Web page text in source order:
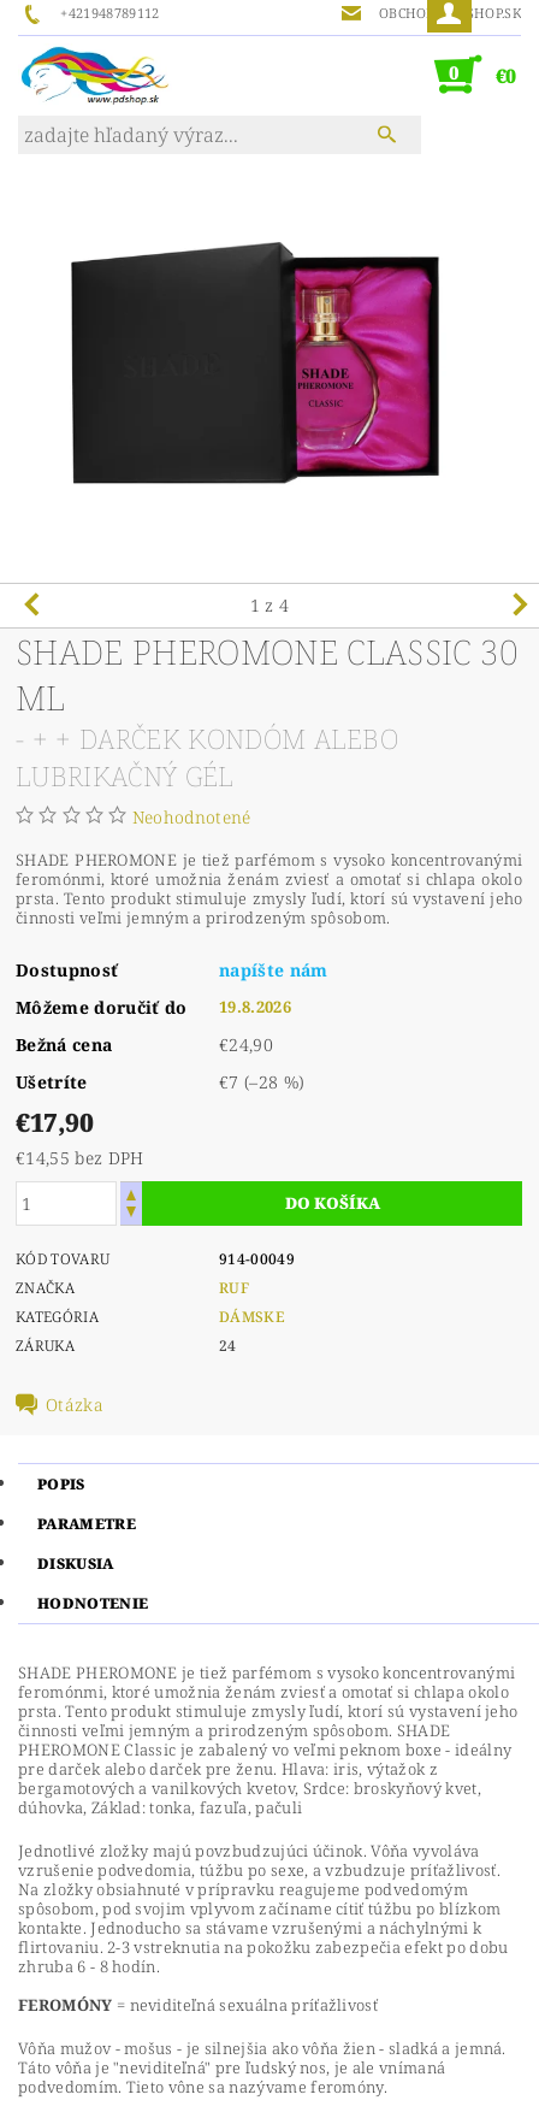
+421948789112 OBCHOD@PDSHOP.SK
0 €0
1 z 4
SHADE PHEROMONE CLASSIC 30
ML
- + + DARČEK KONDÓM ALEBO
LUBRIKAČNÝ GÉL
Neohodnotené
SHADE PHEROMONE je tiež parfémom s vysoko koncentrovanými
feromónmi, ktoré umožnia ženám zviesť a omotať si chlapa okolo
prsta. Tento produkt stimuluje zmysly ľudí, ktorí sú vystavení jeho
činnosti veľmi jemným a prirodzeným spôsobom.
Dostupnosť
napíšte nám
Môžeme doručiť do
19.8.2026
Bežná cena
€24,90
Ušetríte
€7(–28 %)
€17,90
€14,55 bez DPH
KÓD TOVARU
914-00049
ZNAČKA
RUF
KATEGÓRIA
DÁMSKE
ZÁRUKA
24
Otázka
POPIS
PARAMETRE
DISKUSIA
HODNOTENIE
SHADE PHEROMONE je tiež parfémom s vysoko koncentrovanými
feromónmi, ktoré umožnia ženám zviesť a omotať si chlapa okolo
prsta. Tento produkt stimuluje zmysly ľudí, ktorí sú vystavení jeho
činnosti veľmi jemným a prirodzeným spôsobom. SHADE
PHEROMONE Classic je zabalený vo veľmi peknom boxe - ideálny
pre darček alebo darček pre ženu. Hlava: iris, výtažok z
bergamotových a vanilkových kvetov, Srdce: broskyňový kvet,
dúhovka, Základ: tonka, fazuľa, pačuli
Jednotlivé zložky majú povzbudzujúci účinok. Vôňa vyvoláva
vzrušenie podvedomia, túžbu po sexe, a vzbudzuje príťažlivosť.
Na zložky obsiahnuté v prípravku reagujeme podvedomým
spôsobom, pod svojim vplyvom začíname cítiť túžbu po blízkom
kontakte. Jednoducho sa stávame vzrušenými a náchylnými k
flirtovaniu. 2-3 vstreknutia na pokožku zabezpečia efekt po dobu
zhruba 6 - 8 hodín.
FEROMÓNY = neviditeľná sexuálna príťažlivosť
Vôňa mužov - mošus - je silnejšia ako vôňa žien - sladká a jemná.
Táto vôňa je "neviditeľná" pre ľudský nos, je ale vnímaná
podvedomím. Tieto vône sa nazývame feromóny.